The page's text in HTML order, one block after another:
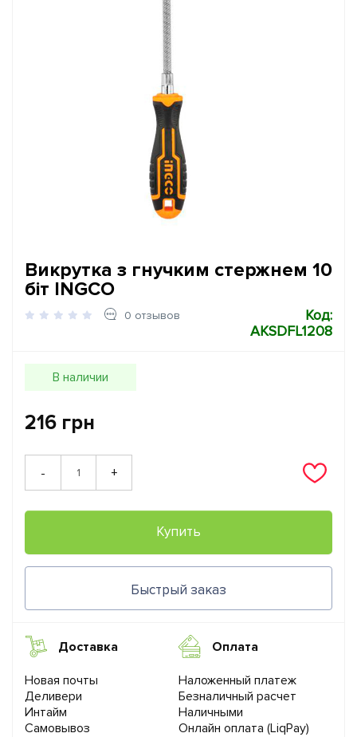
Викрутка з гнучким стержнем 10
біт INGCO
0 отзывов
Код:
AKSDFL1208
В наличии
216 грн
- +
Купить
Быстрый заказ
Доставка
Новая почты
Деливери
Интайм
Самовывоз
Оплата
Наложенный платеж
Безналичный расчет
Наличными
Онлайн оплата (LiqPay)